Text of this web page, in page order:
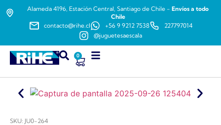
Alameda 4196, Estación Central, Santiago de Chile - Envíos a todo
Chile
contacto@rihe.cl
+56 9 9212 7538
227797014
@juguetesaescala
0
SKU: JU0-264